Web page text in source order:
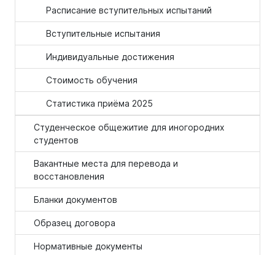
Расписание вступительных испытаний
Вступительные испытания
Индивидуальные достижения
Стоимость обучения
Статистика приёма 2025
Студенческое общежитие для иногородних
студентов
Вакантные места для перевода и
восстановления
Бланки документов
Образец договора
Нормативные документы